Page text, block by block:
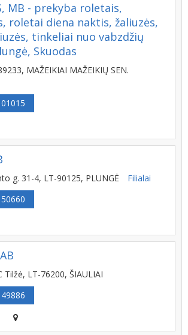
MB - prekyba roletais,
roletai diena naktis, žaliuzės,
tinkeliai nuo vabzdžių
Skuodas
MAŽEIKIAI MAŽEIKIŲ SEN.
g. 31-4, LT-90125, PLUNGĖ
Filialai
Tilžė, LT-76200, ŠIAULIAI